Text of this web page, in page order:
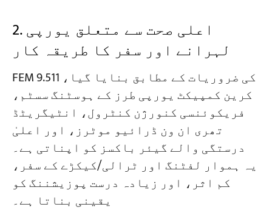
2. اعلی صحت سے متعلق یورپی
لہرانے اور سفر کا طریقہ کار
FEM 9.511 کی ضروریات کے مطابق بنایا گیا،
کرین کمپیکٹ یورپی طرز کے ہوسٹنگ سسٹم،
فریکوئنسی کنورژن کنٹرول، انٹیگریٹڈ
تھری ان ون ڈرائیو موٹرز، اور اعلیٰ
درستگی والے گیئر باکسز کو اپناتی ہے۔
یہ ہموار لفٹنگ اور ٹرالی/کیکڑے کے سفر،
کم اثر، اور زیادہ درست پوزیشننگ کو
یقینی بناتا ہے۔